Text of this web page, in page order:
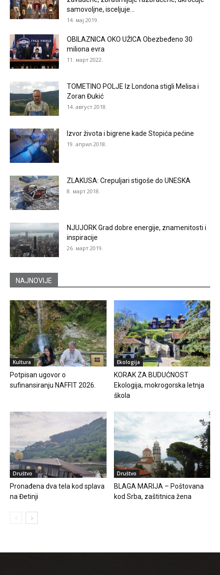
samovoljne, isceljuje...
14. мај 2019.
OBILAZNICA OKO UŽICA Obezbeđeno 30
miliona evra
11. март 2022.
TOMETINO POLJE Iz Londona stigli Melisa i
Zoran Đukić
14. август 2018.
Izvor života i bigrene kade Stopića pećine
19. април 2018.
ZLAKUSA: Crepuljari stigoše do UNESKA
8. март 2018.
NJUJORK Grad dobre energije, znamenitosti i
inspiracije
26. март 2019.
NAJNOVIJE
Kultura
Potpisan ugovor o
sufinansiranju NAFFIT 2026.
Ekologija
KORAK ZA BUDUĆNOST
Ekologija, mokrogorska letnja
škola
Društvo
Pronađena dva tela kod splava
na Đetinji
Društvo
BLAGA MARIJA – Poštovana
kod Srba, zaštitnica žena